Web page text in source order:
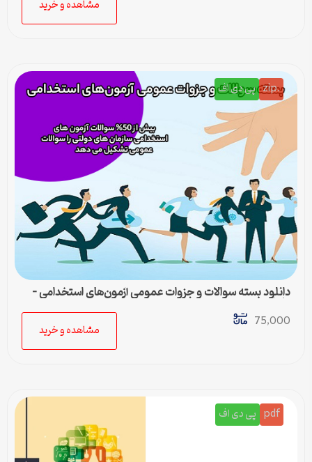
مشاهده و خرید
.zip پی دی اف
دانلود بسته سوالات و جزوات عمومی آزمون‌های استخدامی –
کامل‌ترین مجموعه
75,000
مشاهده و خرید
pdf پی دی اف